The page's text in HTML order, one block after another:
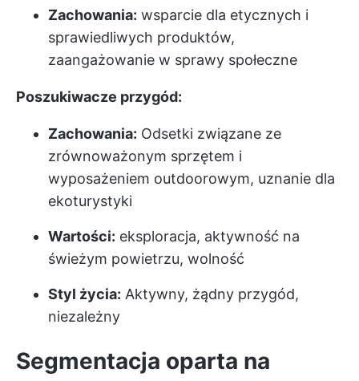
Zachowania: wsparcie dla etycznych i
sprawiedliwych produktów,
zaangażowanie w sprawy społeczne
Poszukiwacze przygód:
Zachowania: Odsetki związane ze
zrównoważonym sprzętem i
wyposażeniem outdoorowym, uznanie dla
ekoturystyki
Wartości: eksploracja, aktywność na
świeżym powietrzu, wolność
Styl życia: Aktywny, żądny przygód,
niezależny
Segmentacja oparta na